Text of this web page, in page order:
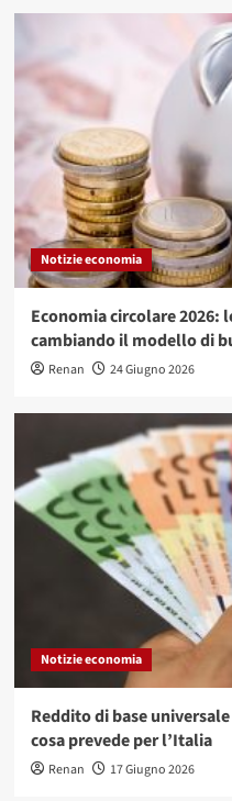
Notizie economia
Economia circolare 2026:
cambiando il modello di
Renan 24 Giugno 2026
Notizie economia
Reddito di base
cosa prevede per l’Italia
Renan 17 Giugno 2026